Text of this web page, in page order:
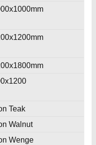
Teak
Walnut
Wenge